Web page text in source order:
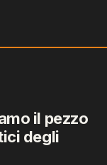
il pezzo
degli